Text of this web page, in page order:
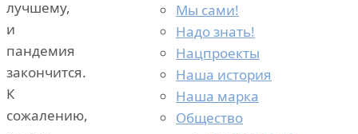
лучшему,
и
пандемия
закончится.
К
сожалению,
Мы сами!
Надо знать!
Нацпроекты
Наша история
Наша марка
Общество